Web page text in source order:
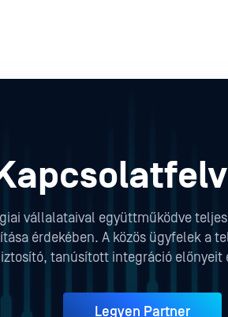
vállalataival együttműködve
érdekében. A közös ügyfelek a
tanúsított integráció előnyeit
Legyen Partner